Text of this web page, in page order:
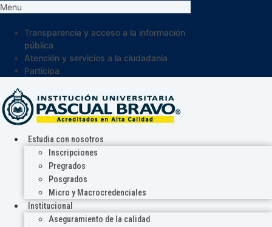
Menu
Transparencia y acceso a la información
pública
Atención y servicios a la ciudadanía
Participa
Estudia con nosotros
Inscripciones
Pregrados
Posgrados
Micro y Macrocredenciales
Institucional
Aseguramiento de la calidad